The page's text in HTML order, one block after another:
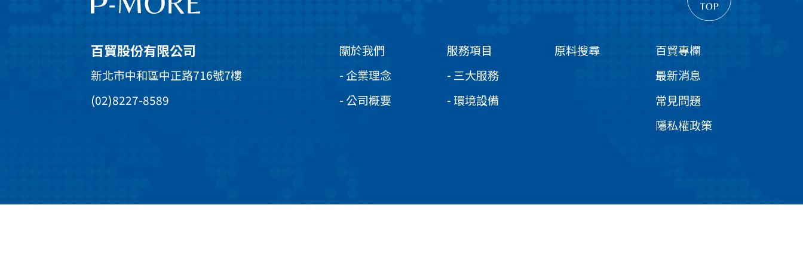
百貿股份有限公司
新北市中和區中正路716號7樓
(02)8227-8589
關於我們
- 企業理念
- 公司概要
服務項目
- 三大服務
- 環境設備
原料搜尋
百貿專欄
最新消息
常見問題
隱私權政策